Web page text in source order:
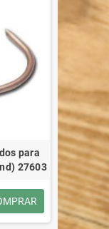
para
27603